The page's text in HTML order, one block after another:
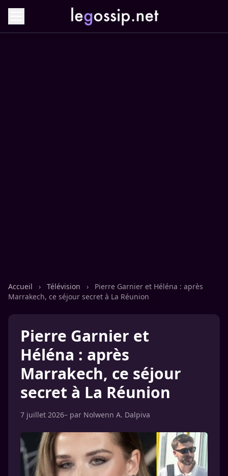
Accueil › Télévision ›
Pierre Garnier et Héléna : après
Marrakech, ce séjour secret à La Réunion
Pierre Garnier et
Héléna : après
Marrakech, ce séjour
secret à La Réunion
7 juillet 2026– par Nolwenn A. Dalpiva